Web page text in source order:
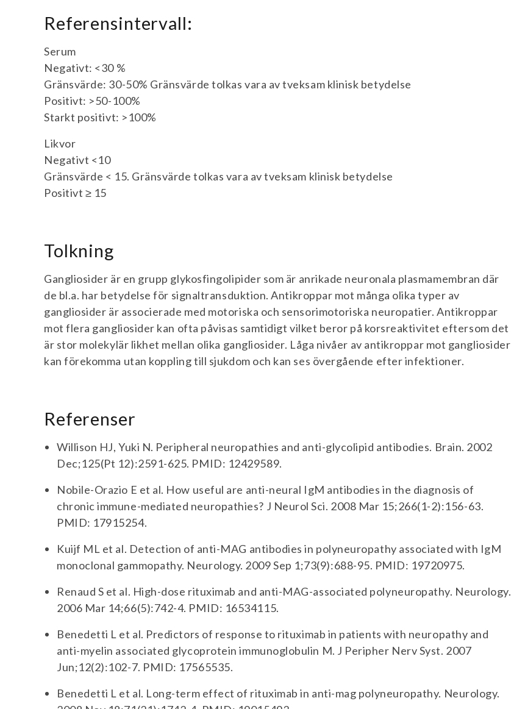
Referensintervall:
Serum
Negativt: <30 %
Gränsvärde: 30-50% Gränsvärde tolkas vara av tveksam klinisk betydelse
Positivt: >50-100%
Starkt positivt: >100%
Likvor
Negativt <10
Gränsvärde < 15. Gränsvärde tolkas vara av tveksam klinisk betydelse
Positivt ≥ 15
Tolkning
Gangliosider är en grupp glykosfingolipider som är anrikade neuronala plasmamembran där
de bl.a. har betydelse för signaltransduktion. Antikroppar mot många olika typer av
gangliosider är associerade med motoriska och sensorimotoriska neuropatier. Antikroppar
mot flera gangliosider kan ofta påvisas samtidigt vilket beror på korsreaktivitet eftersom det
är stor molekylär likhet mellan olika gangliosider. Låga nivåer av antikroppar mot gangliosider
kan förekomma utan koppling till sjukdom och kan ses övergående efter infektioner.
Referenser
Willison HJ, Yuki N. Peripheral neuropathies and anti-glycolipid antibodies. Brain. 2002
Dec;125(Pt 12):2591-625. PMID: 12429589.
Nobile-Orazio E et al. How useful are anti-neural IgM antibodies in the diagnosis of
chronic immune-mediated neuropathies? J Neurol Sci. 2008 Mar 15;266(1-2):156-63.
PMID: 17915254.
Kuijf ML et al. Detection of anti-MAG antibodies in polyneuropathy associated with IgM
monoclonal gammopathy. Neurology. 2009 Sep 1;73(9):688-95. PMID: 19720975.
Renaud S et al. High-dose rituximab and anti-MAG-associated polyneuropathy. Neurology.
2006 Mar 14;66(5):742-4. PMID: 16534115.
Benedetti L et al. Predictors of response to rituximab in patients with neuropathy and
anti-myelin associated glycoprotein immunoglobulin M. J Peripher Nerv Syst. 2007
Jun;12(2):102-7. PMID: 17565535.
Benedetti L et al. Long-term effect of rituximab in anti-mag polyneuropathy. Neurology.